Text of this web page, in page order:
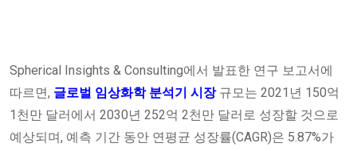
Spherical Insights & Consulting에서 발표한 연구 보고서에
따르면, 글로벌 임상화학 분석기 시장규모는 2021년 150억
1천만 달러에서 2030년 252억 2천만 달러로 성장할 것으로
예상되며, 예측 기간 동안 연평균 성장률(CAGR)은 5.87%가